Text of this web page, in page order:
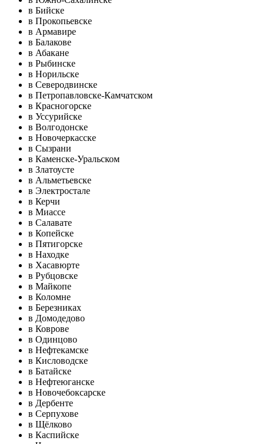
в Бийске
в Прокопьевске
в Армавире
в Балакове
в Абакане
в Рыбинске
в Норильске
в Северодвинске
в Петропавловске-Камчатском
в Красногорске
в Уссурийске
в Волгодонске
в Новочеркасске
в Сызрани
в Каменске-Уральском
в Златоусте
в Альметьевске
в Электростале
в Керчи
в Миассе
в Салавате
в Копейске
в Пятигорске
в Находке
в Хасавюрте
в Рубцовске
в Майкопе
в Коломне
в Березниках
в Домодедово
в Коврове
в Одинцово
в Нефтекамске
в Кисловодске
в Батайске
в Нефтеюганске
в Новочебоксарске
в Дербенте
в Серпухове
в Щёлково
в Каспийске